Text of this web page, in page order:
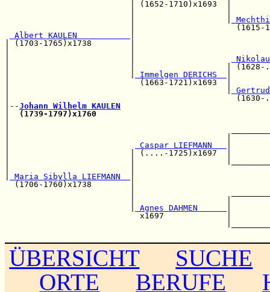
| (1652-
|
Albert KAULEN
| (1703-1765)x1738
|                         |                   |
Immelgen DERICHS
|                           (1663-
|
|--Johann Wilhelm KAULEN
(1739-1797)x1760
|
Caspar LIEFMANN
|                         | (....-
|
Maria Sibylla LIEFMANN
(1706-1760)x1738        |
|
Agnes DAHMEN
x1697
ÜBERSICHT
SUCHE
ORTE
BERUFE